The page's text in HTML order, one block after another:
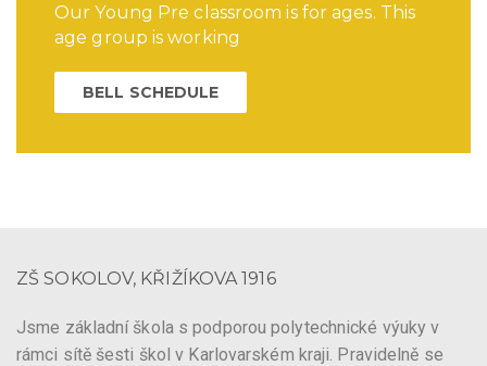
Our Young Pre classroom is for ages. This
age group is working
BELL SCHEDULE
ZŠ SOKOLOV, KŘIŽÍKOVA 1916
Jsme základní škola s podporou polytechnické výuky v
rámci sítě šesti škol v Karlovarském kraji. Pravidelně se